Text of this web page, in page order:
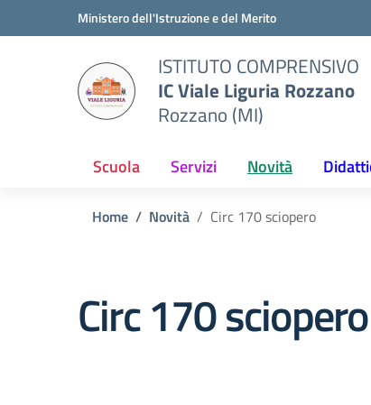
Vai ai contenuti
Vai al menu di navigazioneMinistero dell'Istruzione e del Merito
ISTITUTO COMPRENSIVO
IC Viale Liguria Rozzano
Rozzano (MI)
Scuola Servizi Novità
Home Novità Circ 170 sciopero
Circ 170 sciopero